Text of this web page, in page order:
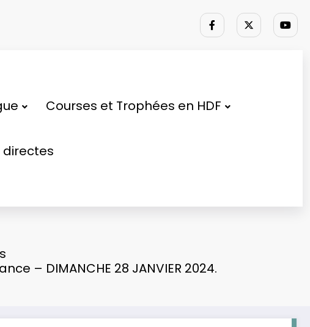
Courses et Trophées en HDF
directes
– DIMANCHE 28 JANVIER 2024.